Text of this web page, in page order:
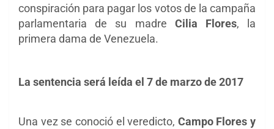
conspiración para pagar los votos de la campaña
parlamentaria de su madre Cilia Flores, la
primera dama de Venezuela.
La sentencia será leída el 7 de marzo de 2017
Una vez se conoció el veredicto, Campo Flores y